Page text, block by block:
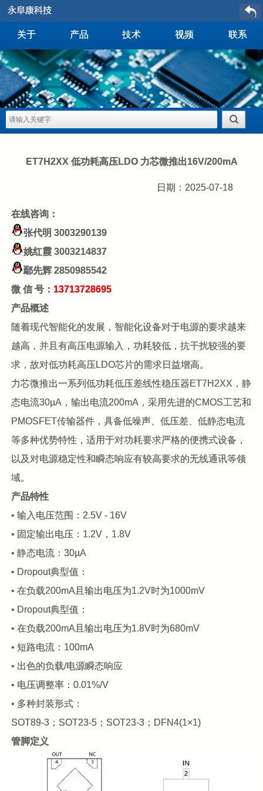
关于 产品 技术 视频 联系
ET7H2XX 低功耗高压LDO 力芯微推出16V/200mA
日期：2025-07-18
在线咨询：
张代明3003290139
姚红霞3003214837
鄢先辉2850985542
微 信 号： 13713728695
产品概述
随着现代智能化的发展，智能化设备对于电源的要求越来
越高，并且有高压电源输入，功耗较低，抗干扰较强的要
求，故对低功耗高压LDO芯片的需求日益增高。
力芯微推出一系列低功耗低压差线性稳压器ET7H2XX，静
态电流30µA，输出电流200mA，采用先进的CMOS工艺和
PMOSFET传输器件，具备低噪声、低压差、低静态电流
等多种优势特性，适用于对功耗要求严格的便携式设备，
以及对电源稳定性和瞬态响应有较高要求的无线通讯等领
域。
产品特性
• 输入电压范围：2.5V - 16V
• 固定输出电压：1.2V，1.8V
• 静态电流：30µA
• Dropout典型值：
• 在负载200mA且输出电压为1.2V时为1000mV
• Dropout典型值：
• 在负载200mA且输出电压为1.8V时为680mV
• 短路电流：100mA
• 出色的负载/电源瞬态响应
• 电压调整率：0.01%/V
• 多种封装形式：
SOT89-3；SOT23-5；SOT23-3；DFN4(1×1)
管脚定义